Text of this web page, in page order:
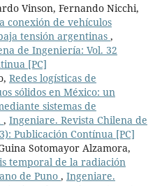
Vinson, Fernando Nicchi,
conexión de vehículos
tensión argentinas ,
de Ingeniería: Vol. 32
[PC]
Redes logísticas de
sólidos en México: un
sistemas de
, Ingeniare. Revista Chilena de
Publicación Contínua [PC]
Sotomayor Alzamora,
temporal de la radiación
de Puno , Ingeniare.